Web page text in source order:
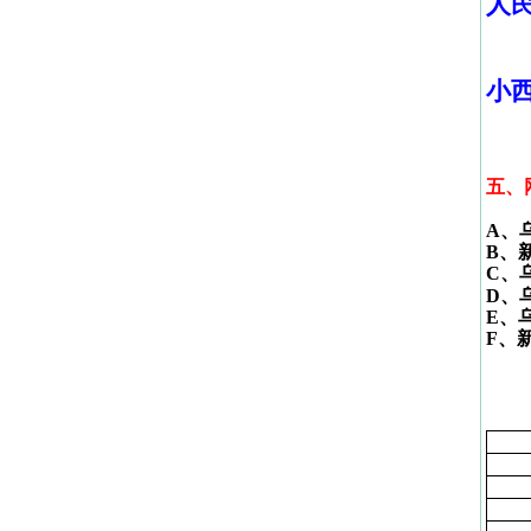
小
五、
A、
B、
C、
D、
E、
F、